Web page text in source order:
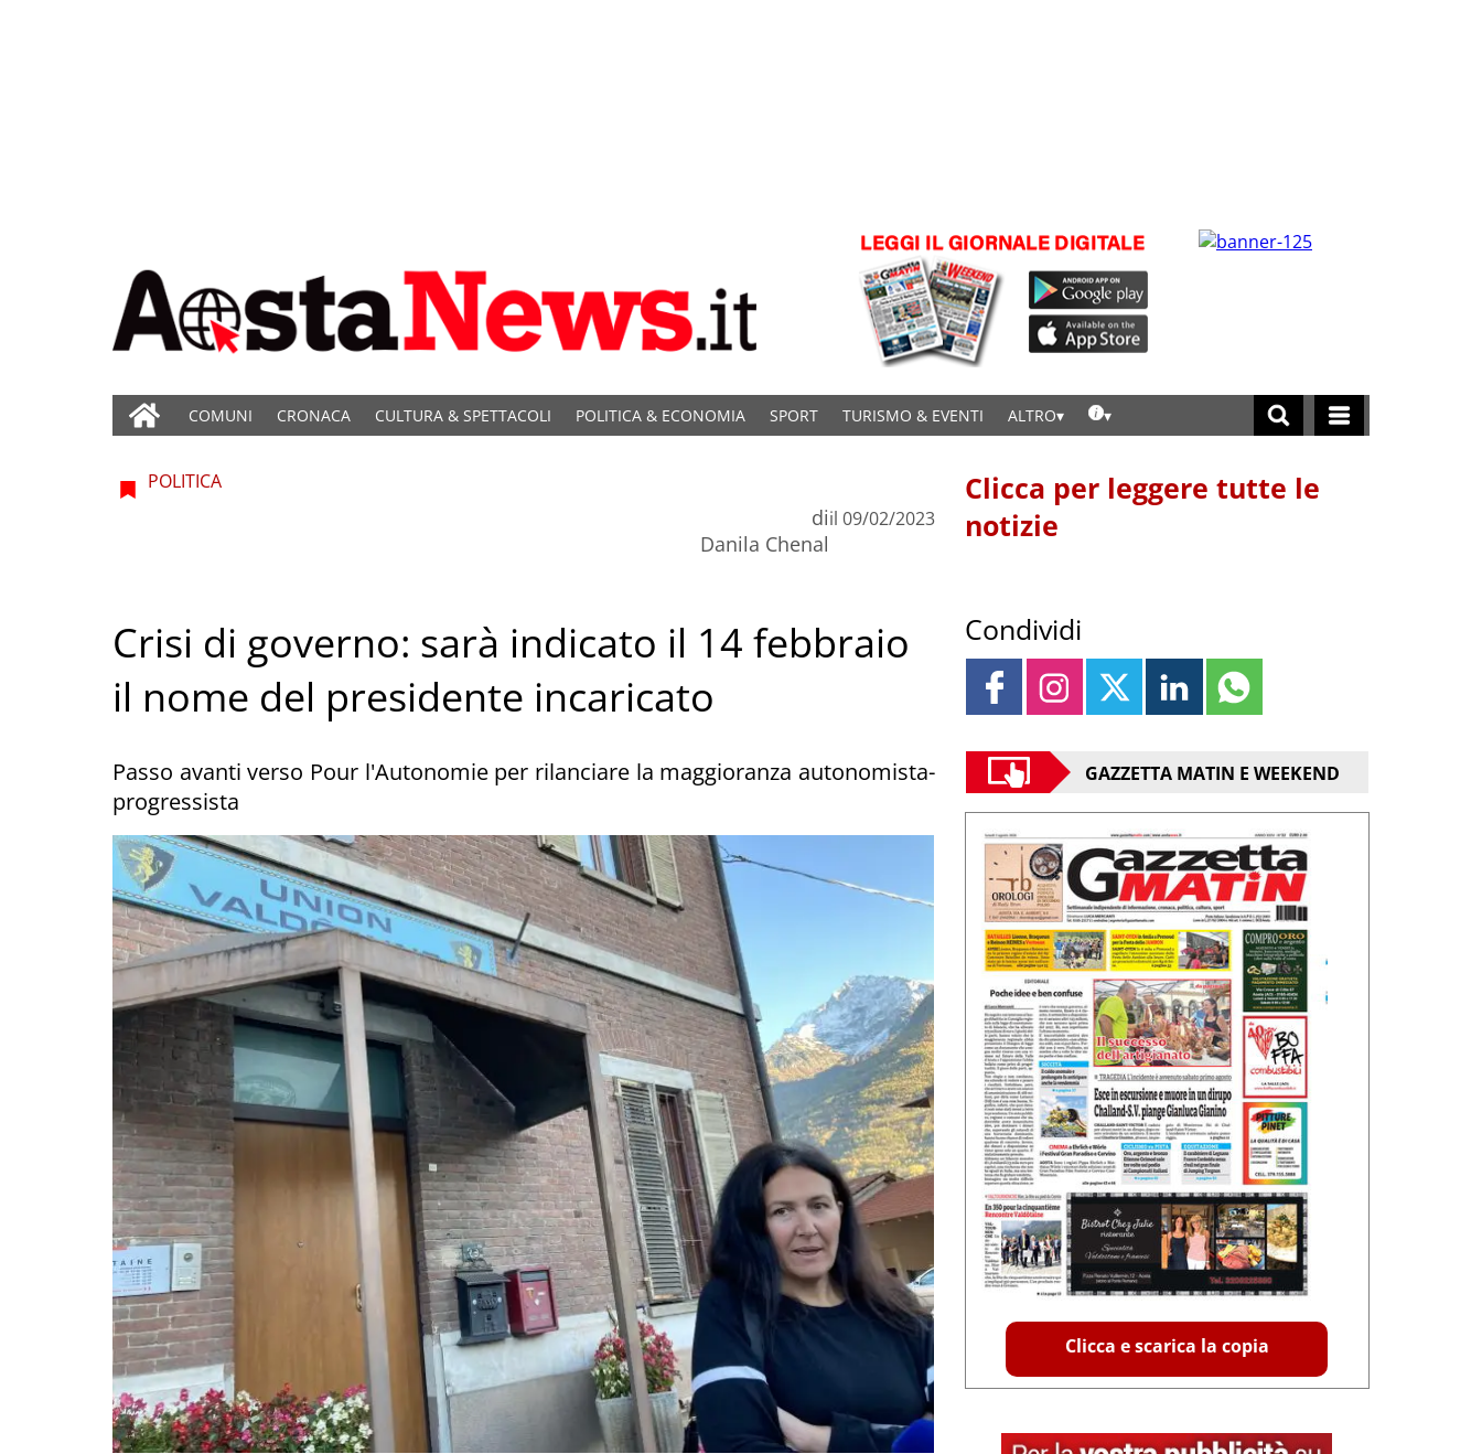
COMUNI CRONACA CULTURA & SPETTACOLI POLITICA & ECONOMIA SPORT TURISMO & EVENTI ALTRO
POLITICA
di
Danila Chenal
il 09/02/2023
Crisi di governo: sarà indicato il 14 febbraio
il nome del presidente incaricato
Passo avanti verso Pour l'Autonomie per rilanciare la maggioranza autonomista-
progressista
Clicca per leggere tutte le
notizie
Condividi
GAZZETTA MATIN E WEEKEND
Clicca e scarica la copia